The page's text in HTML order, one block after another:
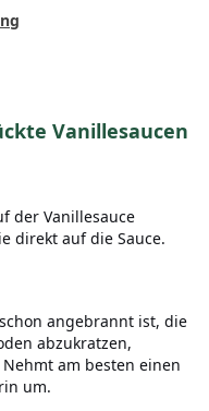
Vanillesaucen
der Vanillesauce
direkt auf die Sauce.
angebrannt ist, die
abzukratzen,
am besten einen
um.